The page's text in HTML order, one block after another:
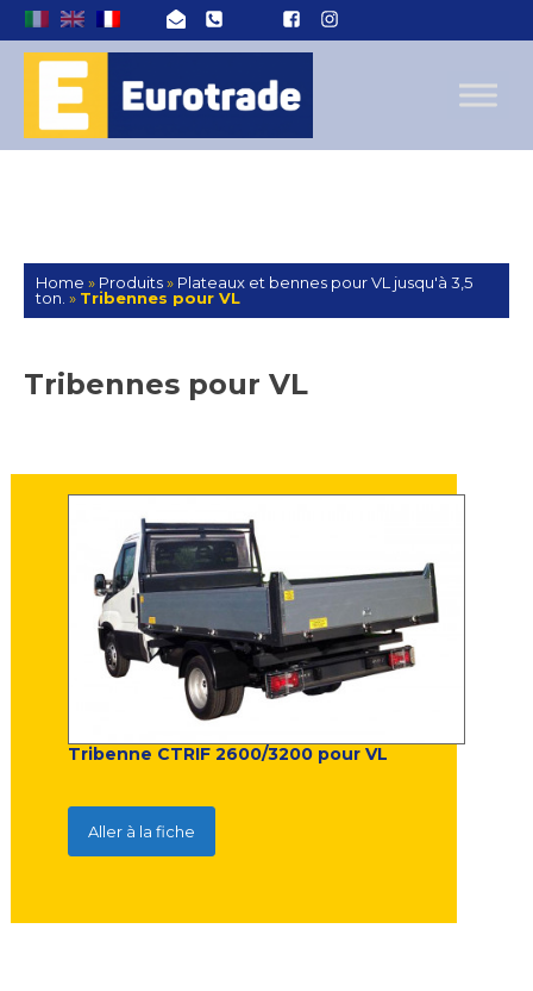
Home » Produits» Plateaux et bennes pour VL jusqu'à 3,5
ton. » Tribennes pour VL
Tribennes pour VL
Tribenne CTRIF 2600/3200 pour VL
Aller à la fiche